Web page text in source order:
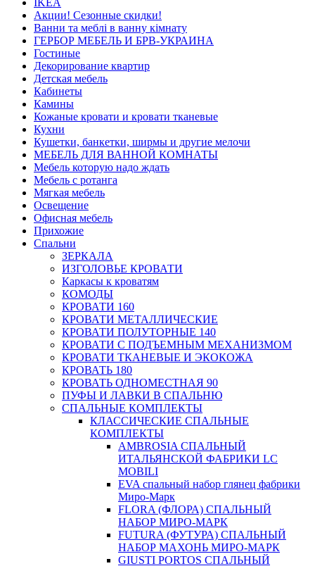
Акции! Сезонные скидки!
Ванни та меблі в ванну кімнату
ГЕРБОР МЕБЕЛЬ И БРВ-УКРАИНА
Гостиные
Декорирование квартир
Детская мебель
Кабинеты
Камины
Кожаные кровати и кровати тканевые
Кухни
Кушетки, банкетки, ширмы и другие мелочи
МЕБЕЛЬ ДЛЯ ВАННОЙ КОМНАТЫ
Мебель которую надо ждать
Мебель с ротанга
Мягкая мебель
Освещение
Офисная мебель
Прихожие
Спальни
ЗЕРКАЛА
ИЗГОЛОВЬЕ КРОВАТИ
Каркасы к кроватям
КОМОДЫ
КРОВАТИ 160
КРОВАТИ МЕТАЛЛИЧЕСКИЕ
КРОВАТИ ПОЛУТОРНЫЕ 140
КРОВАТИ С ПОДЪЕМНЫМ МЕХАНИЗМОМ
КРОВАТИ ТКАНЕВЫЕ И ЭКОКОЖА
КРОВАТЬ 180
КРОВАТЬ ОДНОМЕСТНАЯ 90
ПУФЫ И ЛАВКИ В СПАЛЬНЮ
СПАЛЬНЫЕ КОМПЛЕКТЫ
КЛАССИЧЕСКИЕ СПАЛЬНЫЕ
КОМПЛЕКТЫ
AMBROSIA СПАЛЬНЫЙ
ИТАЛЬЯНСКОЙ ФАБРИКИ LC
MOBILI
EVA спальный набор глянец фабрики
Миро-Марк
FLORA (ФЛОРА) СПАЛЬНЫЙ
НАБОР МИРО-МАРК
FUTURA (ФУТУРА) СПАЛЬНЫЙ
НАБОР МАХОНЬ МИРО-МАРК
GIUSTI PORTOS СПАЛЬНЫЙ